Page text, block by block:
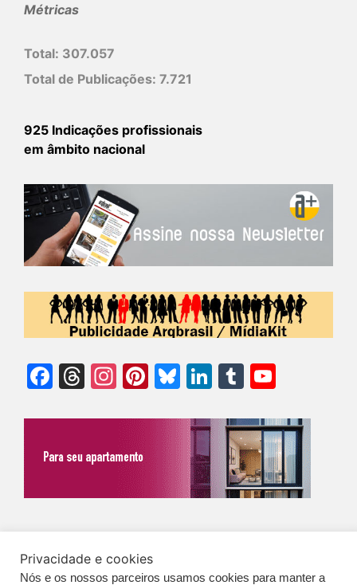
Métricas
Total: 307.057
Total de Publicações: 7.721
925 Indicações profissionais
em âmbito nacional
Facebook
Threads
Instagram
Pinterest
Bluesky
LinkedIn
Tumblr
Expediente|Contato|Newsletter
GERAIS DE PUBLICAÇÃO (CGP)
Privacidade e cookies
Nós e os nossos parceiros usamos cookies para manter a